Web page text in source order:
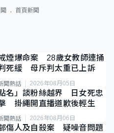
首頁新聞
煙爆命案 28歲女教師連捅
死緩 母斥判太重已上訴
聞熱話 2026年08月05日
名」談粉絲越界 日女死忠
掛繩開直播道歉後輕生
聞熱話 2026年08月06日
傷人及自殺案 疑噪音問題